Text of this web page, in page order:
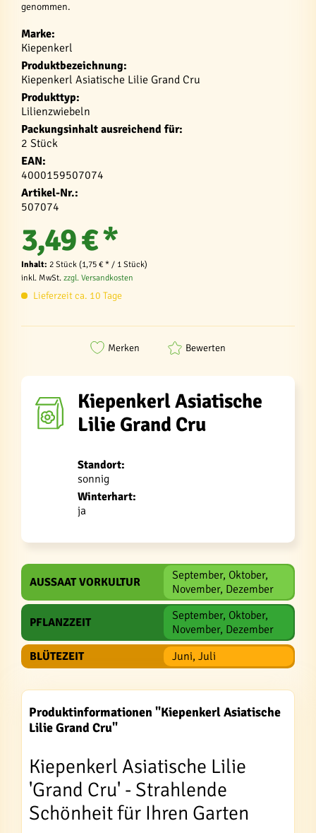
genommen.
Marke:
Kiepenkerl
Produktbezeichnung:
Kiepenkerl Asiatische Lilie Grand Cru
Produkttyp:
Lilienzwiebeln
Packungsinhalt ausreichend für:
2 Stück
EAN:
4000159507074
Artikel-Nr.:
507074
3,49 € *
Inhalt: 2 Stück (1,75 € * / 1 Stück)
inkl. MwSt. zzgl. Versandkosten
Lieferzeit ca. 10 Tage
Merken Bewerten
Kiepenkerl Asiatische
Lilie Grand Cru
Standort:
sonnig
Winterhart:
ja
AUSSAAT VORKULTUR
September, Oktober,
November, Dezember
PFLANZZEIT
September, Oktober,
November, Dezember
BLÜTEZEIT
Juni, Juli
Produktinformationen "Kiepenkerl Asiatische
Lilie Grand Cru"
Kiepenkerl Asiatische Lilie
'Grand Cru' - Strahlende
Schönheit für Ihren Garten